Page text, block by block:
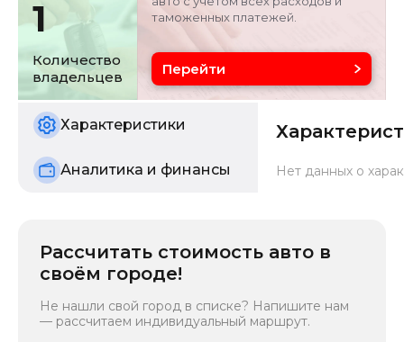
Объём двигателя
2 л
Цвет
Состояние
б/у
1
Количество
владельцев
таможенных платежей.
Перейти
Характеристики
Аналитика и финансы Нет данных о
Рассчитать стоимость авто в
своём городе!
Не нашли свой город в списке? Напишите нам
— рассчитаем индивидуальный маршрут.